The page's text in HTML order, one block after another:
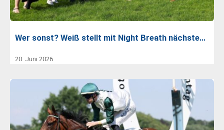
Wer sonst? Weiß stellt mit Night Breath nächste…
20. Juni 2026